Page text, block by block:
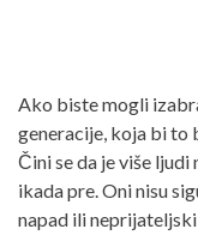
Ako biste mogli
generacije, koja bi to
Čini se da je više
ikada pre. Oni nisu
napad ili